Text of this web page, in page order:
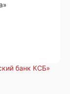
банк КСБ»